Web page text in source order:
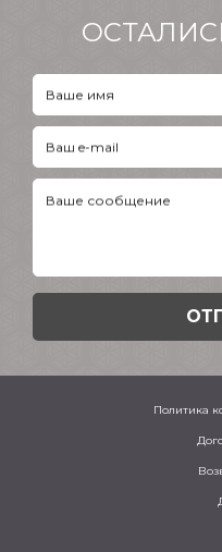
Ваше имя
Ваш e-mail
Ваше сообщение
Политика